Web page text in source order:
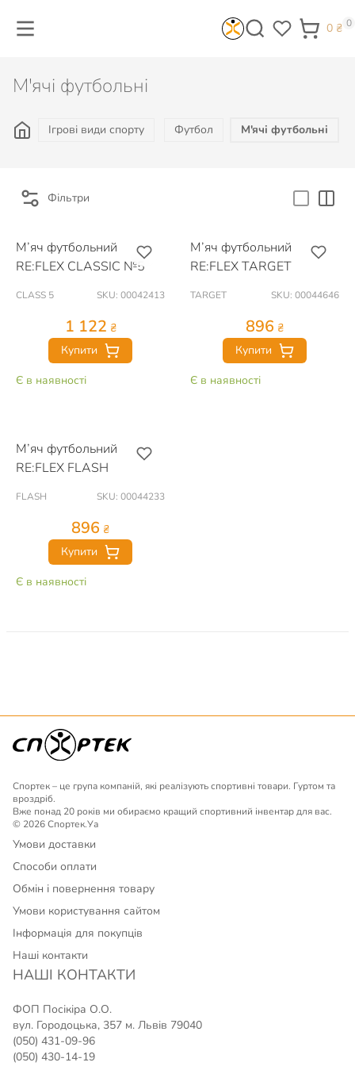
0 ₴ 0
М'ячі футбольні
Ігрові види спорту Футбол М'ячі футбольні
Фільтри
М’яч футбольний
RE:FLEX CLASSIC №5
CLASS 5 SKU: 00042413
1 122 ₴
Купити
Є в наявності
М’яч футбольний
RE:FLEX TARGET
TARGET SKU: 00044646
896 ₴
Купити
Є в наявності
М’яч футбольний
RE:FLEX FLASH
FLASH SKU: 00044233
896 ₴
Купити
Є в наявності
Спортек – це група компаній, які реалізують спортивні товари. Гуртом та
вроздріб.
Вже понад 20 років ми обираємо кращий спортивний інвентар для вас.
© 2026 Спортек.Уа
Умови доставки
Способи оплати
Обмін і повернення товару
Умови користування сайтом
Інформація для покупців
Наші контакти
НАШІ КОНТАКТИ
ФОП Посікіра О.О.
вул. Городоцька, 357 м. Львів 79040
(050) 431-09-96
(050) 430-14-19